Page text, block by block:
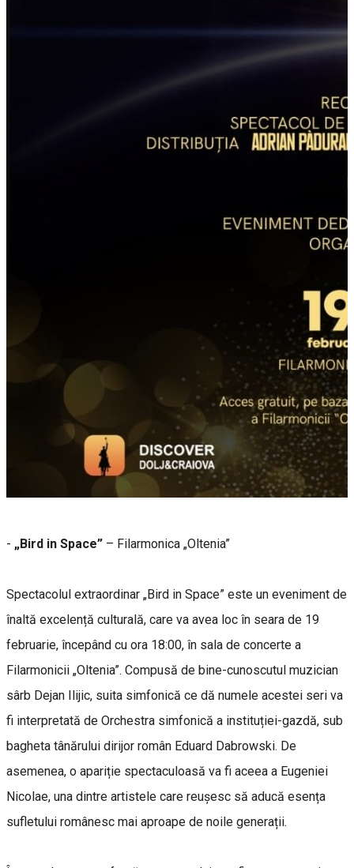
- „Bird in Space” – Filarmonica „Oltenia”
Spectacolul extraordinar „Bird in Space” este un eveniment de
înaltă excelență culturală, care va avea loc în seara de 19
februarie, începând cu ora 18:00, în sala de concerte a
Filarmonicii „Oltenia”. Compusă de bine-cunoscutul muzician
sârb Dejan Ilijic, suita simfonică ce dă numele acestei seri va
fi interpretată de Orchestra simfonică a instituției-gazdă, sub
bagheta tânărului dirijor român Eduard Dabrowski. De
asemenea, o apariție spectaculoasă va fi aceea a Eugeniei
Nicolae, una dintre artistele care reușesc să aducă esența
sufletului românesc mai aproape de noile generații.